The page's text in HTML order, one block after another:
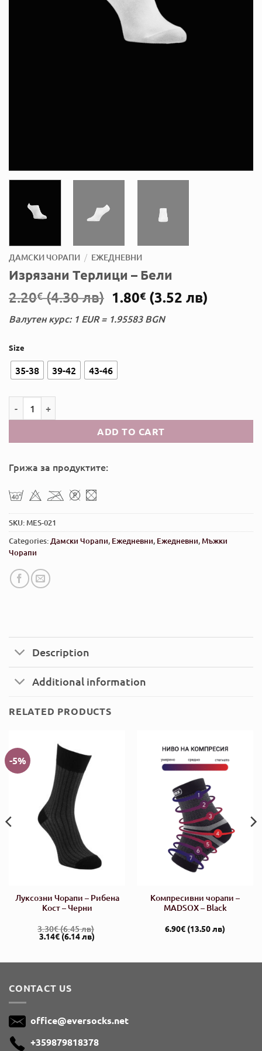
ДАМСКИ ЧОРАПИ / ЕЖЕДНЕВНИ
Изрязани Терлици – Бели
2.20€(4.30 лв) Original
was:
1.80€ (3.52 лв)
Валутен курс: 1 EUR = 1.95583 BGN
Size
35-38 39-42 43-46
ADD TO CART
Грижа за продуктите:
SKU:MES-021
Categories:Дамски Чорапи, Ежедневни, Ежедневни,Мъжки
Чорапи
Description
Additional information
RELATED PRODUCTS
-5%
Луксозни Чорапи – Рибена
Кост – Черни
3.30€(6.45 лв)
Original
price
3.14€(6.14 лв)
Компресивни чорапи –
MADSOX – Black
6.90€ (13.50 лв)
CONTACT US
office@eversocks.net
+359879818378